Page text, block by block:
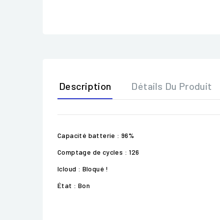
Description Détails Du Produit
Capacité batterie : 96%
Comptage de cycles : 126
Icloud : Bloqué !
État : Bon